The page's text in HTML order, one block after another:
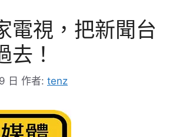
電視，把新聞台
去！
日 作者: tenz